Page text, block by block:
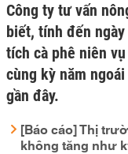
Công ty tư vấn
biết, tính đến
tích cà phê niên
cùng kỳ năm
gần đây.
[Báo cáo] Thị
không tăng như